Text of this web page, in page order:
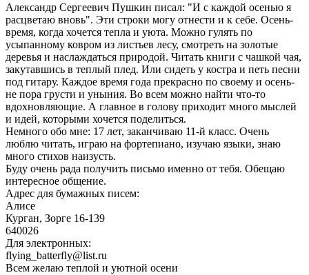
Александр Сергеевич Пушкин писал: "И с каждой осенью я
расцветаю вновь". Эти строки могу отнести и к себе. Осень-
время, когда хочется тепла и уюта. Можно гулять по
усыпанному ковром из листьев лесу, смотреть на золотые
деревья и наслаждаться природой. Читать книги с чашкой чая,
закутавшись в теплый плед. Или сидеть у костра и петь песни
под гитару. Каждое время года прекрасно по своему и осень-
не пора грусти и уныния. Во всем можно найти что-то
вдохновляющие. А главное в голову приходит много мыслей
и идей, которыми хочется поделиться.
Немного обо мне: 17 лет, заканчиваю 11-й класс. Очень
люблю читать, играю на фортепиано, изучаю языки, знаю
много стихов наизусть.
Буду очень рада получить письмо именно от тебя. Обещаю
интересное общение.
Адрес для бумажных писем:
Алисе
Курган, Зорге 16-139
640026
Для электронных:
flying_batterfly@list.ru
Всем желаю теплой и уютной осени